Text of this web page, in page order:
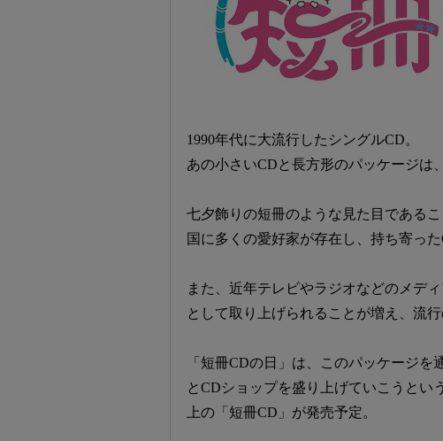
1990年代に大流行したシングルCD。
あの小さいCDと長方形のパッケージは
七夕飾りの短冊のような見た目である
国に多くの愛好家が存在し、持ち寄っ
また、近年テレビやラジオなどのメデ
として取り上げられることが増え、流行
「短冊CDの日」は、このパッケージ
とCDショップを盛り上げていこうとい
上の「短冊CD」が発売予定。